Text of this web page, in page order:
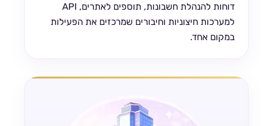
דוחות להנהלת חשבונות, תוספים לאתרים, API
למערכות חיצוניות וחיבורים שמרכזים את הפעילות
במקום אחד.